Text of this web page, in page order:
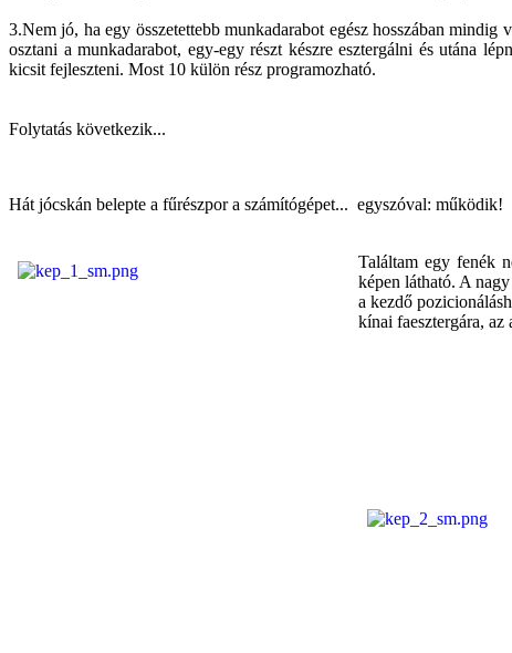
3.Nem jó, ha egy összetettebb munkadarabot egész hosszában
osztani a munkadarabot, egy-egy részt készre esztergálni és utána
kicsit fejleszteni. Most 10 külön rész programozható.
Folytatás következik...
Hát jócskán belepte a fűrészpor a számítógépet... egyszóval: működik!
Találtam egy fenék
képen látható. A
a kezdő
kínai faesztergára,